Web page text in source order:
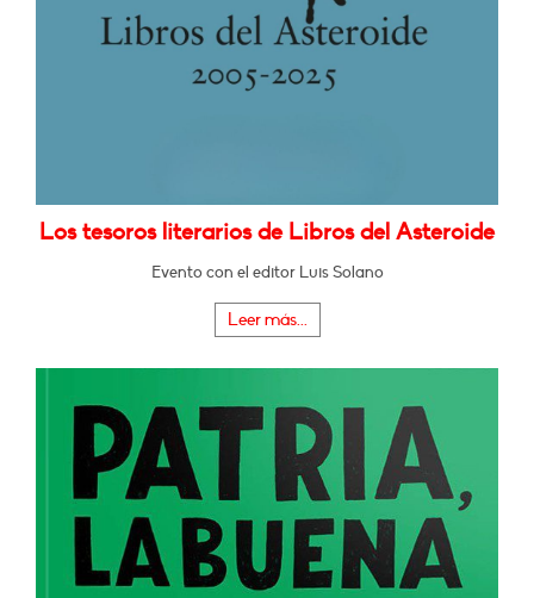
Los tesoros literarios de Libros del Asteroide
Evento con el editor Luis Solano
Leer más...